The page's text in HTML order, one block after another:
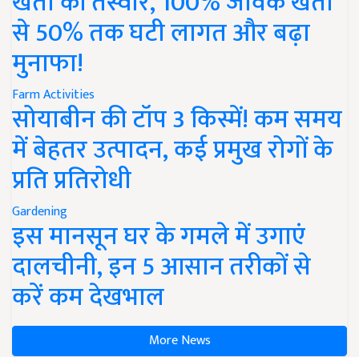
से 50% तक घटी लागत और बढ़ा
मुनाफा!
Farm Activities
सोयाबीन की टॉप 3 किस्में! कम समय
में बेहतर उत्पादन, कई प्रमुख रोगों के
प्रति प्रतिरोधी
Gardening
इस मानसून घर के गमले में उगाएं
दालचीनी, इन 5 आसान तरीकों से
करें कम देखभाल
More News